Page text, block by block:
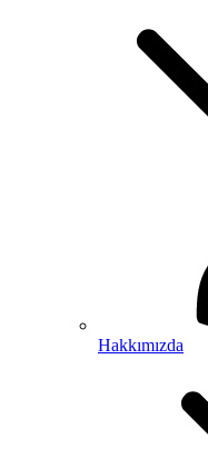
Hakkımızda